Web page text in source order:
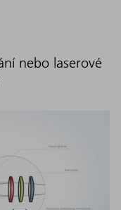
nebo laserové